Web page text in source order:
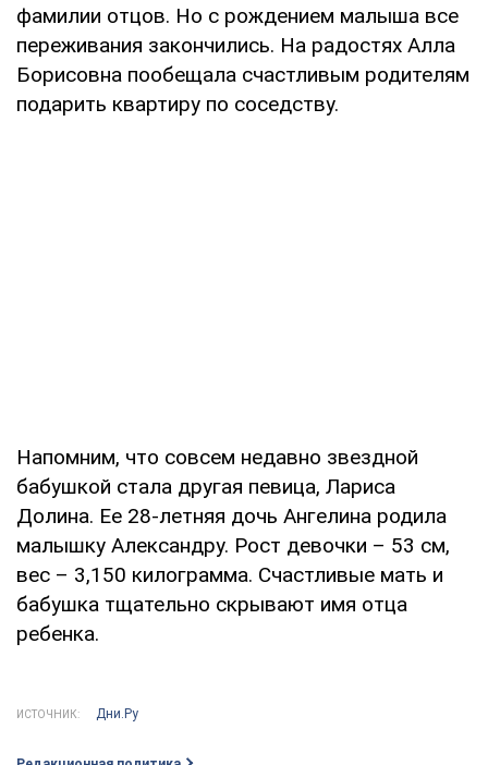
фамилии отцов. Но с рождением малыша все
переживания закончились. На радостях Алла
Борисовна пообещала счастливым родителям
подарить квартиру по соседству.
Напомним, что совсем недавно звездной
бабушкой стала другая певица, Лариса
Долина. Ее 28-летняя дочь Ангелина родила
малышку Александру. Рост девочки – 53 см,
вес – 3,150 килограмма. Счастливые мать и
бабушка тщательно скрывают имя отца
ребенка.
ИСТОЧНИК: Дни.Ру